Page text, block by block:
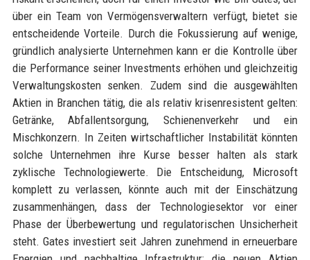
über ein Team von Vermögensverwaltern verfügt, bietet sie
entscheidende Vorteile. Durch die Fokussierung auf wenige,
gründlich analysierte Unternehmen kann er die Kontrolle über
die Performance seiner Investments erhöhen und gleichzeitig
Verwaltungskosten senken. Zudem sind die ausgewählten
Aktien in Branchen tätig, die als relativ krisenresistent gelten:
Getränke, Abfallentsorgung, Schienenverkehr und ein
Mischkonzern. In Zeiten wirtschaftlicher Instabilität könnten
solche Unternehmen ihre Kurse besser halten als stark
zyklische Technologiewerte. Die Entscheidung, Microsoft
komplett zu verlassen, könnte auch mit der Einschätzung
zusammenhängen, dass der Technologiesektor vor einer
Phase der Überbewertung und regulatorischen Unsicherheit
steht. Gates investiert seit Jahren zunehmend in erneuerbare